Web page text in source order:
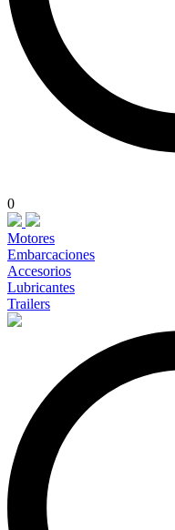
0
Motores
Embarcaciones
Accesorios
Lubricantes
Trailers